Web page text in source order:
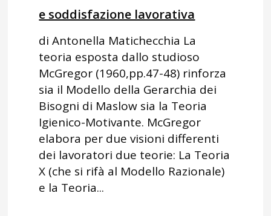
e soddisfazione lavorativa
di Antonella Matichecchia La
teoria esposta dallo studioso
McGregor (1960,pp.47-48) rinforza
sia il Modello della Gerarchia dei
Bisogni di Maslow sia la Teoria
Igienico-Motivante. McGregor
elabora per due visioni differenti
dei lavoratori due teorie: La Teoria
X (che si rifà al Modello Razionale)
e la Teoria...